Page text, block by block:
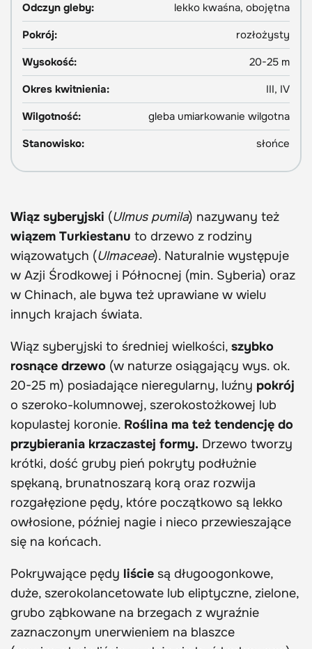
Odczyn gleby:
lekko kwaśna, obojętna
Pokrój:
rozłożysty
Wysokość:
20-25 m
Okres kwitnienia:
III, IV
Wilgotność:
gleba umiarkowanie wilgotna
Stanowisko:
słońce
Wiąz syberyjski (Ulmus pumila) nazywany też
wiązem Turkiestanu to drzewo z rodziny
wiązowatych (Ulmaceae). Naturalnie występuje
w Azji Środkowej i Północnej (min. Syberia) oraz
w Chinach, ale bywa też uprawiane w wielu
innych krajach świata.
Wiąz syberyjski to średniej wielkości, szybko
rosnące drzewo (w naturze osiągający wys. ok.
20-25 m) posiadające nieregularny, luźny pokrój
o szeroko-kolumnowej, szerokostożkowej lub
kopulastej koronie. Roślina ma też tendencję do
przybierania krzaczastej formy. Drzewo tworzy
krótki, dość gruby pień pokryty podłużnie
spękaną, brunatnoszarą korą oraz rozwija
rozgałęzione pędy, które początkowo są lekko
owłosione, później nagie i nieco przewieszające
się na końcach.
Pokrywające pędy liście są długoogonkowe,
duże, szerokolancetowate lub eliptyczne, zielone,
grubo ząbkowane na brzegach z wyraźnie
zaznaczonym unerwieniem na blaszce